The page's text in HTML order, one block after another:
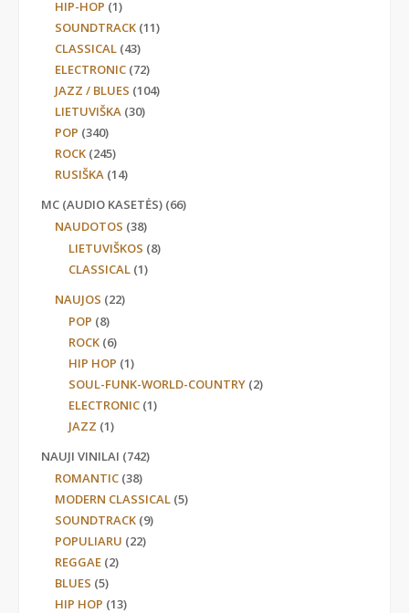
HIP-HOP (1)
SOUNDTRACK (11)
CLASSICAL (43)
ELECTRONIC (72)
JAZZ / BLUES (104)
LIETUVIŠKA (30)
POP (340)
ROCK (245)
RUSIŠKA (14)
MC (AUDIO KASETĖS) (66)
NAUDOTOS (38)
LIETUVIŠKOS (8)
CLASSICAL (1)
NAUJOS (22)
POP (8)
ROCK (6)
HIP HOP (1)
SOUL-FUNK-WORLD-COUNTRY (2)
ELECTRONIC (1)
JAZZ (1)
NAUJI VINILAI (742)
ROMANTIC (38)
MODERN CLASSICAL (5)
SOUNDTRACK (9)
POPULIARU (22)
REGGAE (2)
BLUES (5)
HIP HOP (13)